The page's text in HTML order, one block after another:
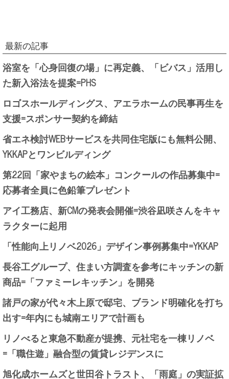
最新の記事
浴室を「心身回復の場」に再定義、「ビバス」活用し
た新入浴法を提案=PHS
ロゴスホールディングス、アエラホームの民事再生を
支援=スポンサー契約を締結
省エネ検討WEBサービスを共同住宅版にも無料公開、
YKKAPとワンビルディング
第22回「家やまちの絵本」コンクールの作品募集中=
応募者全員に色鉛筆プレゼント
アイ工務店、新CMの発表会開催=渋谷凪咲さんをキャ
ラクターに起用
「性能向上リノベ2026」デザイン事例募集中=YKKAP
長谷工グループ、住まい方調査を参考にキッチンの新
商品=「ファミーレキッチン」を開発
諸戸の家が代々木上原で邸宅、ブランド明確化を打ち
出す=年内にも城南エリアで計画も
リノべると東急不動産が提携、元社宅を一棟リノベ
=「職住遊」融合型の賃貸レジデンスに
旭化成ホームズと世田谷トラスト、「雨庭」の実証拡